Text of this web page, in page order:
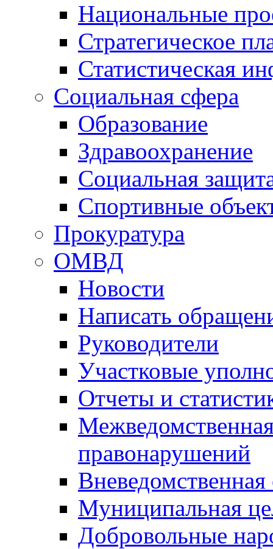
Национальные
Стратегическое
Статистическая
Социальная сфера
Образование
Здравоохранение
Социальная
Спортивные
Прокуратура
ОМВД
Новости
Написать
Руководители
Участковые
Отчеты и
правонарушений
Вневедомственная
Муниципальная
Добровольные